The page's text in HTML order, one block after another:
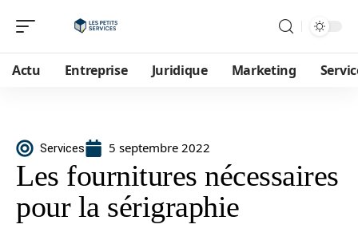
Actu Entreprise Juridique Marketing
Services 5 septembre 2022
Les fournitures nécessaires
pour la sérigraphie